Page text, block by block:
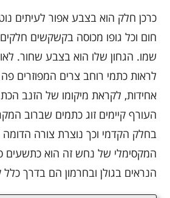
כרכן חלק הוא בצבע אפור לעיתים
חום וכל גופו מכוסה בקשקשים
שמו. הגחון שלו הוא בצבע שחור.
לראות כתמי רוחב צרים המפוזרים
אחידות, לקראת מיקומו של הזנב
העורף קיימים זוג כתמים שברוב
בחלק הקדמי וכך נוצרת צורה
המקסימלי של נחש זה הוא
הנראים בגולן ובחרמון הם בדרך כלל